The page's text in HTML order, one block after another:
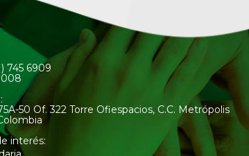
745 6909
50 Of. 322 Torre Ofiespacios, C.C. Metrópolis
interés: